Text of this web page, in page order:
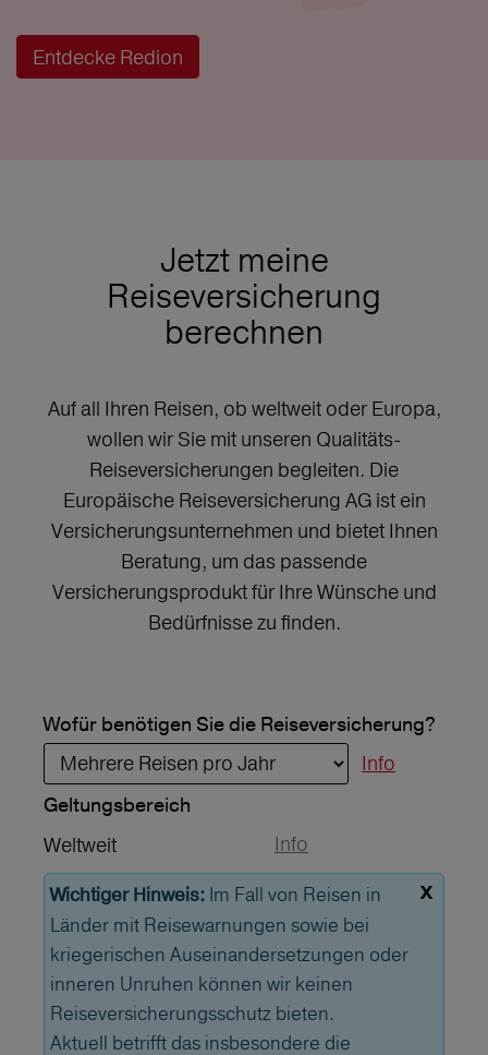
Entdecke Redion
Jetzt meine
Reiseversicherung
berechnen
Auf all Ihren Reisen, ob weltweit oder Europa,
wollen wir Sie mit unseren Qualitäts-
Reiseversicherungen begleiten. Die
Europäische Reiseversicherung AG ist ein
Versicherungsunternehmen und bietet Ihnen
Beratung, um das passende
Versicherungsprodukt für Ihre Wünsche und
Bedürfnisse zu finden.
Wofür benötigen Sie die Reiseversicherung?
Info
Geltungs­bereich
Weltweit
Info
x
Wichtiger Hinweis: Im Fall von Reisen in
Länder mit Reisewarnungen sowie bei
kriegerischen Auseinandersetzungen oder
inneren Unruhen können wir keinen
Reiseversicherungsschutz bieten.
Aktuell betrifft das insbesondere die